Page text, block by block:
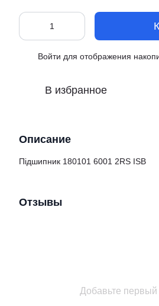
Войти для отображения
В избранное
Описание
Підшипник 180101 6001 2RS ISB
Отзывы
Добавьте первый